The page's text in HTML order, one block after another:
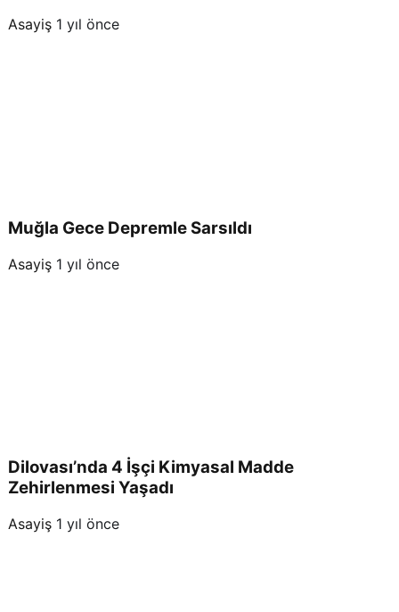
Asayiş 1 yıl önce
Muğla Gece Depremle Sarsıldı
Asayiş 1 yıl önce
Dilovası’nda 4 İşçi Kimyasal Madde
Zehirlenmesi Yaşadı
Asayiş 1 yıl önce